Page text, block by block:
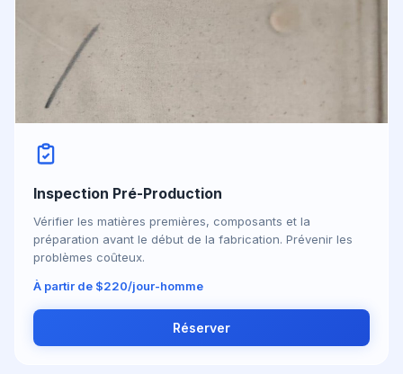
Inspection Pré-Production
Vérifier les matières premières, composants et la
préparation avant le début de la fabrication. Prévenir les
problèmes coûteux.
À partir de $220/jour-homme
Réserver